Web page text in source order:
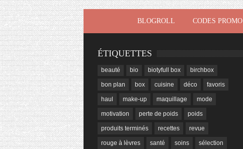
BLOGROLL CODES PROMO
ÉTIQUETTES
beauté bio biotyfull box birchbox
bon plan box cuisine déco favoris
haul make-up maquillage mode
motivation perte de poids poids
produits terminés recettes revue
rouge à lèvres santé soins sélection